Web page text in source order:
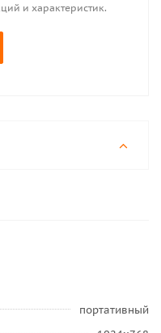
и характеристик.
портативный